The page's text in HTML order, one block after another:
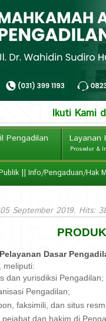
Ikuti Kami
Pengadilan Layanan
Prosedur &
Online
|| Info/Pengaduan/Hak
05 September 2019. Hits:
Dasar
meliputi:
dan yurisdiksi Pengadilan;
Pengadilan;
faksimili, dan situs
dan hakim di